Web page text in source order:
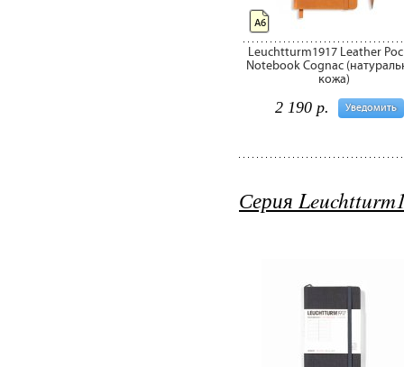
Leuchtturm1917 Leather
Notebook Cognac
кожа)
Уведомить
2 190 р.
А6
Серия